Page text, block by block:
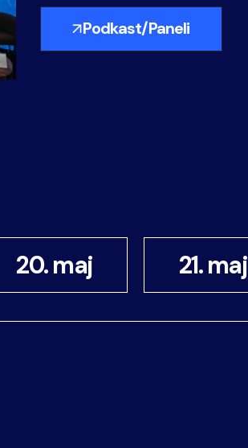
Podkast/Paneli
20. maj 21. maj